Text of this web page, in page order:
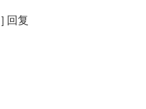
] 回复